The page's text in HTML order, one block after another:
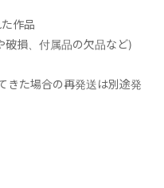
作品
破損、付属品の欠品など)
きた場合の再発送は別途発